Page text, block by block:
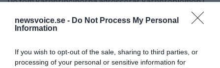
newsvoice.se - Do Not Process My Personal
Information
If you wish to opt-out of the sale, sharing to third parties, or
processing of your personal or sensitive information for
dagens globala styrning och svarar på de avgörande
frågorna: vem styr, hur styrs det och för vems skull
och “vinnaren-tar-allt” mentalitet.